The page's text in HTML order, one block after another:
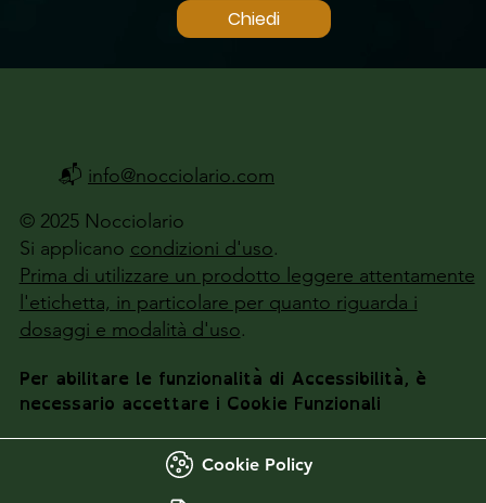
Chiedi
© 2025 Nocciolario
Si applicano condizioni d'uso.
Prima di utilizzare un prodotto leggere attentamente
l'etichetta, in particolare per quanto riguarda i
dosaggi e modalità d'uso.
Per abilitare le funzionalità di Accessibilità, è
necessario accettare i Cookie Funzionali
Cookie Policy
📬 info@nocciolario.com